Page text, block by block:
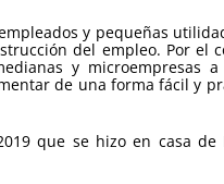
y pequeñas
del empleo. Por el
y microempresas
de una forma fácil y
que se hizo en casa de